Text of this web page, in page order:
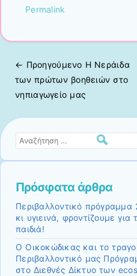
Permalink
Πλοήγηση άρθρων
← Προηγούμενo Η Νεράιδα
των πρώτων βοηθειών στο
νηπιαγωγείο μας
Αναζήτηση
Πρόσφατα άρθρα
Περιβαλλοντικό
κι υγιεινά, φροντίζουμε
παιδιά!
Ο Οικοκώδικας και το
Περιβαλλοντικό μας
στο Διεθνές Δίκτυο των